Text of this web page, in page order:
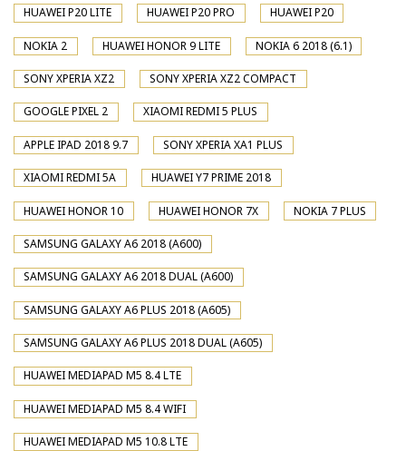
HUAWEI P20 LITE HUAWEI P20 PRO HUAWEI P20
NOKIA 2 HUAWEI HONOR 9 LITE NOKIA 6 2018 (6.1)
SONY XPERIA XZ2 SONY XPERIA XZ2 COMPACT
GOOGLE PIXEL 2 XIAOMI REDMI 5 PLUS
APPLE IPAD 2018 9.7 SONY XPERIA XA1 PLUS
XIAOMI REDMI 5A HUAWEI Y7 PRIME 2018
HUAWEI HONOR 10 HUAWEI HONOR 7X NOKIA 7 PLUS
SAMSUNG GALAXY A6 2018 (A600)
SAMSUNG GALAXY A6 2018 DUAL (A600)
SAMSUNG GALAXY A6 PLUS 2018 (A605)
SAMSUNG GALAXY A6 PLUS 2018 DUAL (A605)
HUAWEI MEDIAPAD M5 8.4 LTE
HUAWEI MEDIAPAD M5 8.4 WIFI
HUAWEI MEDIAPAD M5 10.8 LTE